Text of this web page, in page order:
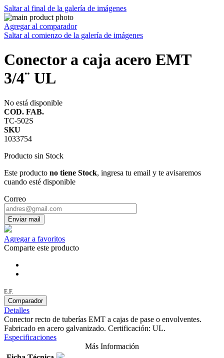
Saltar al final de la galería de imágenes
Agregar al comparador
Saltar al comienzo de la galería de imágenes
Conector a caja acero EMT
3/4¨ UL
No está disponible
COD. FAB.
TC-502S
SKU
1033754
Producto sin Stock
Este producto no tiene Stock, ingresa tu email y te avisaremos
cuando esté disponible
Correo
Enviar mail
Agregar a favoritos
Comparte este producto
E.F.
Comparador
Detalles
Conector recto de tuberías EMT a cajas de pase o envolventes.
Fabricado en acero galvanizado. Certificación: UL.
Especificaciones
Más Información